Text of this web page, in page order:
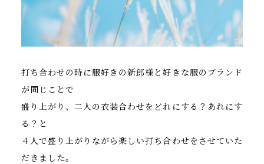
打ち合わせの時に服好きの新郎様と好きな服のブランド
が同じことで
盛り上がり、二人の衣装合わせをどれにする？あれにす
る？と
４人で盛り上がりながら楽しい打ち合わせをさせていた
だきました。